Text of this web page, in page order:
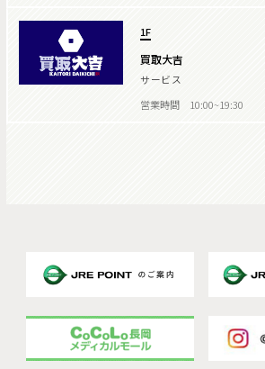
1F
買取大吉
サービス
営業時間 10:00~19:30